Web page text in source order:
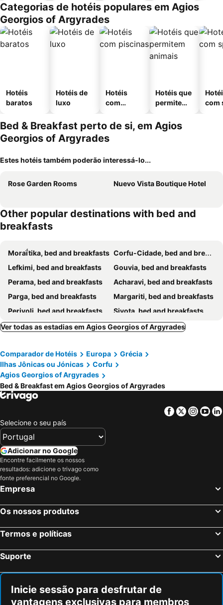
Categorias de hotéis populares em Agios
Georgios of Argyrades
Hotéis
baratos
Hotéis de
luxo
Hotéis
com
Hotéis que
permitem
com
Bed & Breakfast perto de si, em Agios
Georgios of Argyrades
Estes hotéis também poderão interessá-lo...
Rose Garden Rooms Nuevo Vista Boutique Hotel
Other popular destinations with bed and
breakfasts
Moraḯtika, bed and breakfasts Corfu-Cidade, bed and breakfasts
Lefkimi, bed and breakfasts
Gouvia, bed and breakfasts
Perama, bed and breakfasts
Acharavi, bed and breakfasts
Parga, bed and breakfasts
Margariti, bed and breakfasts
Perivoli, bed and breakfasts
Sivota, bed and breakfasts
Konispol, bed and breakfasts
Plataria, bed and breakfasts
Ver todas as estadias em Agios Georgios of Argyrades
Comparador de Hotéis Europa
Grécia
Ilhas Jônicas ou Jónicas
Corfu
Agios Georgios of Argyrades
Bed & Breakfast em Agios Georgios of Argyrades
Facebook
Twitter
Selecione o seu país
Adicionar no Google
Encontre facilmente os nossos
resultados: adicione o trivago como
fonte preferencial no Google.
Empresa
Os nossos produtos
Termos e políticas
Suporte
Inicie sessão para desfrutar de
vantagens exclusivas para membros